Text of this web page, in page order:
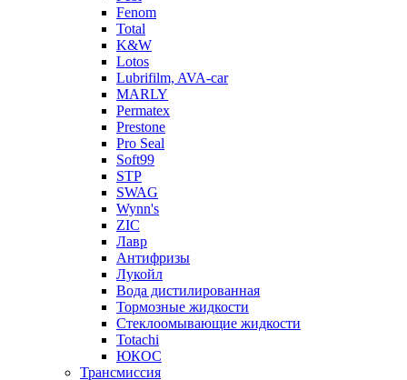
Fenom
Total
K&W
Lotos
Lubrifilm, AVA-car
MARLY
Permatex
Prestone
Pro Seal
Soft99
STP
SWAG
Wynn's
ZIC
Лавр
Антифризы
Лукойл
Вода дистилированная
Тормозные жидкости
Стеклоомывающие жидкости
Totachi
ЮКОС
Трансмиссия